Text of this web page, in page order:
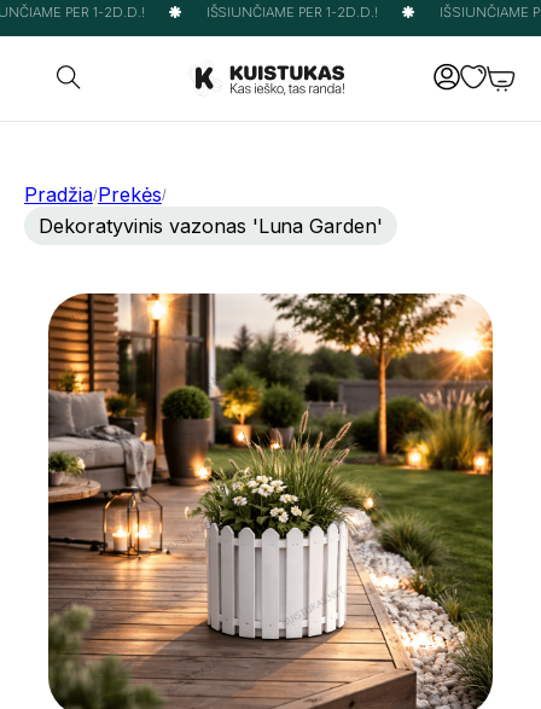
PER 1-2D.D.! IŠSIUNČIAME PER 1-2D.D.! IŠSIUNČIAME
Pradžia/Prekės/
Dekoratyvinis vazonas 'Luna Garden'